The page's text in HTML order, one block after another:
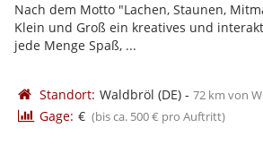
Nach dem Motto "Lachen, Staunen,
Klein und Groß ein kreatives und
jede Menge Spaß, ...
Standort: Waldbröl (DE)- 72 km von
Gage: € (bis ca. 500 € pro Auftritt)